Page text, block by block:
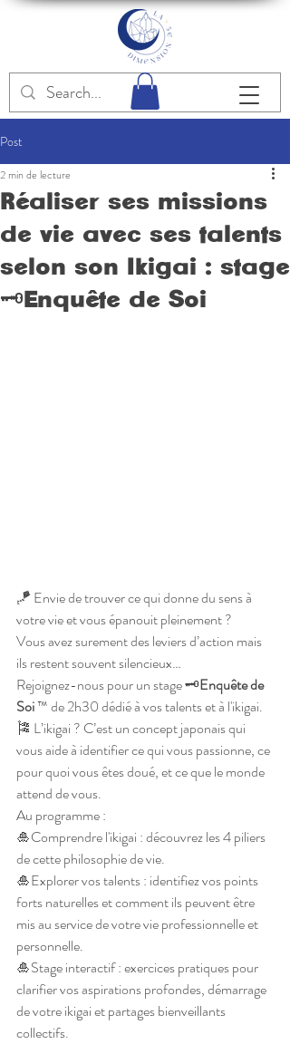
Post
Réaliser ses missions
de vie avec ses talents
selon son Ikigai : stage
🗝Enquête de Soi
2 min de lecture
🪁 Envie de trouver ce qui donne du sens à
votre vie et vous épanouit pleinement ?
Vous avez surement des leviers d’action mais
ils restent souvent silencieux…
Rejoignez-nous pour un stage 🗝Enquête de
Soi ™ de 2h30 dédié à vos talents et à l'ikigai.
🎏 L’ikigai ? C’est un concept japonais qui
vous aide à identifier ce qui vous passionne, ce
pour quoi vous êtes doué, et ce que le monde
attend de vous.
Au programme :
🎍Comprendre l'ikigai : découvrez les 4 piliers
de cette philosophie de vie.
🎍Explorer vos talents : identifiez vos points
forts naturelles et comment ils peuvent être
mis au service de votre vie professionnelle et
personnelle.
🎍Stage interactif : exercices pratiques pour
clarifier vos aspirations profondes, démarrage
de votre ikigai et partages bienveillants
collectifs.